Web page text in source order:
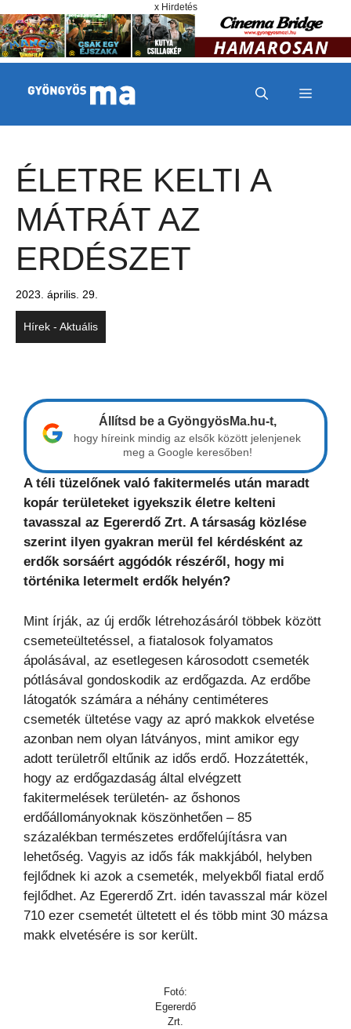
x Hirdetés
MENÜ
ÉLETRE KELTI A
MÁTRÁT AZ
ERDÉSZET
2023. április. 29.
Hírek - Aktuális
Állítsd be a GyöngyösMa.hu-t,
hogy híreink mindig az elsők között jelenjenek
meg a Google keresőben!
A téli tüzelőnek való fakitermelés után maradt
kopár területeket igyekszik életre kelteni
tavasszal az Egererdő Zrt. A társaság közlése
szerint ilyen gyakran merül fel kérdésként az
erdők sorsáért aggódók részéről, hogy mi
történika letermelt erdők helyén?
Mint írják, az új erdők létrehozásáról többek között
csemeteültetéssel, a fiatalosok folyamatos
ápolásával, az esetlegesen károsodott csemeték
pótlásával gondoskodik az erdőgazda. Az erdőbe
látogatók számára a néhány centiméteres
csemeték ültetése vagy az apró makkok elvetése
azonban nem olyan látványos, mint amikor egy
adott területről eltűnik az idős erdő. Hozzátették,
hogy az erdőgazdaság által elvégzett
fakitermelések területén- az őshonos
erdőállományoknak köszönhetően – 85
százalékban természetes erdőfelújításra van
lehetőség. Vagyis az idős fák makkjából, helyben
fejlődnek ki azok a csemeték, melyekből fiatal erdő
fejlődhet. Az Egererdő Zrt. idén tavasszal már közel
710 ezer csemetét ültetett el és több mint 30 mázsa
makk elvetésére is sor került.
Fotó:
Egererdő
Zrt.